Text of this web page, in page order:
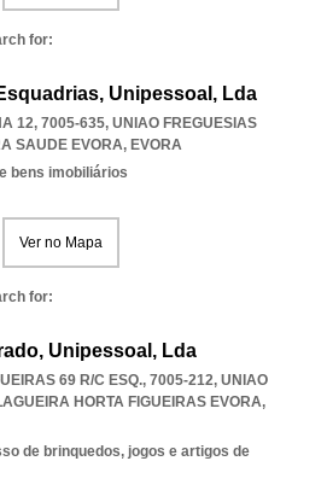
for:
Unipessoal, Lda
12, 7005-635, UNIAO FREGUESIAS
SAUDE EVORA, EVORA
bens imobiliários
Ver no Mapa
for:
Unipessoal, Lda
69 R/C ESQ., 7005-212, UNIAO
HORTA FIGUEIRAS EVORA,
de brinquedos, jogos e artigos de